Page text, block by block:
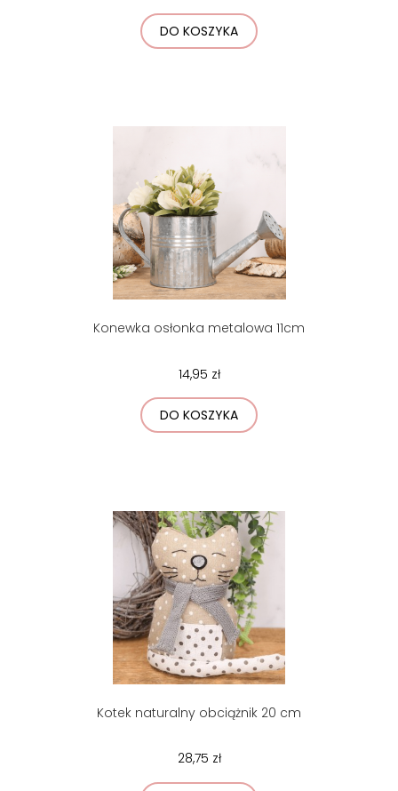
DO KOSZYKA
Konewka osłonka metalowa 11cm
14,95 zł
DO KOSZYKA
Kotek naturalny obciążnik 20 cm
28,75 zł